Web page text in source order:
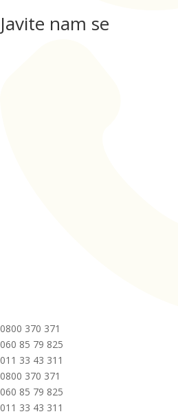
Javite nam se
0800 370 371
060 85 79 825
011 33 43 311
0800 370 371
060 85 79 825
011 33 43 311